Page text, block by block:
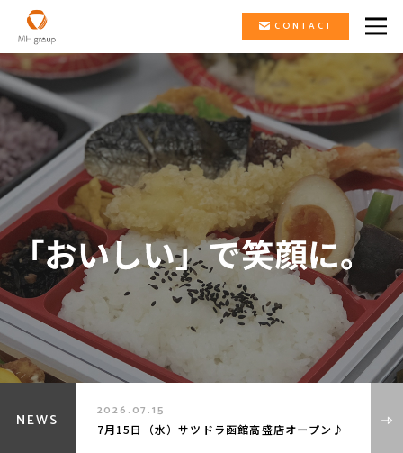
CONTACT
NEWS 2026.07.15
7月15日（水）サツドラ函館高盛店オープン♪